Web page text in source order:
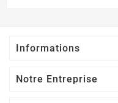
Informations
Notre Entreprise